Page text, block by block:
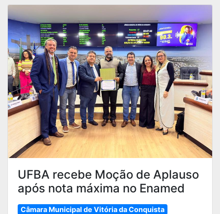
UFBA recebe Moção de Aplauso
após nota máxima no Enamed
Câmara Municipal de Vitória da Conquista